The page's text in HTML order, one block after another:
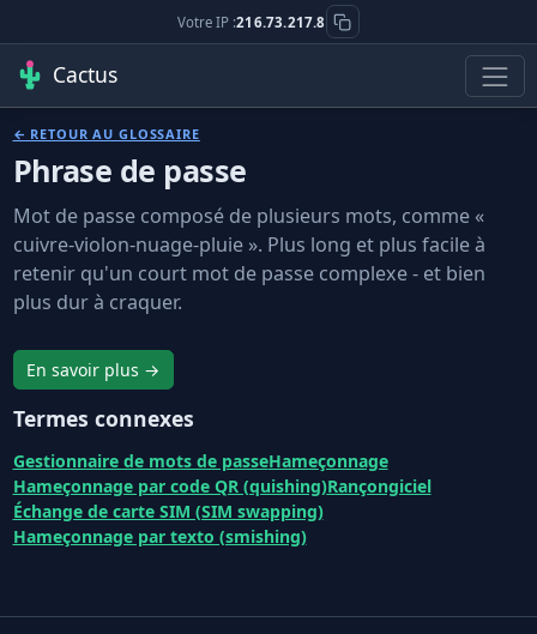
Votre IP :216.73.217.8
Cactus
← RETOUR AU GLOSSAIRE
Phrase de passe
Mot de passe composé de plusieurs mots, comme «
cuivre-violon-nuage-pluie ». Plus long et plus facile à
retenir qu'un court mot de passe complexe - et bien
plus dur à craquer.
En savoir plus →
Termes connexes
Gestionnaire de mots de passeHameçonnage
Hameçonnage par code QR (quishing)Rançongiciel
Échange de carte SIM (SIM swapping)
Hameçonnage par texto (smishing)